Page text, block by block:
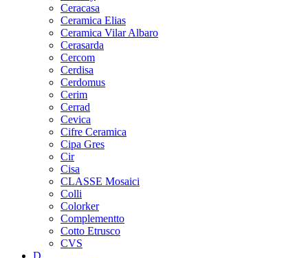
Ceracasa
Ceramica Elias
Ceramica Vilar Albaro
Cerasarda
Cercom
Cerdisa
Cerdomus
Cerim
Cerrad
Cevica
Cifre Ceramica
Cipa Gres
Cir
Cisa
CLASSE Mosaici
Colli
Colorker
Complementto
Cotto Etrusco
CVS
D